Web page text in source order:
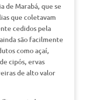
de Marabá, que se
que coletavam
cedidos pela
são facilmente
como açaí,
cipós, ervas
de alto valor